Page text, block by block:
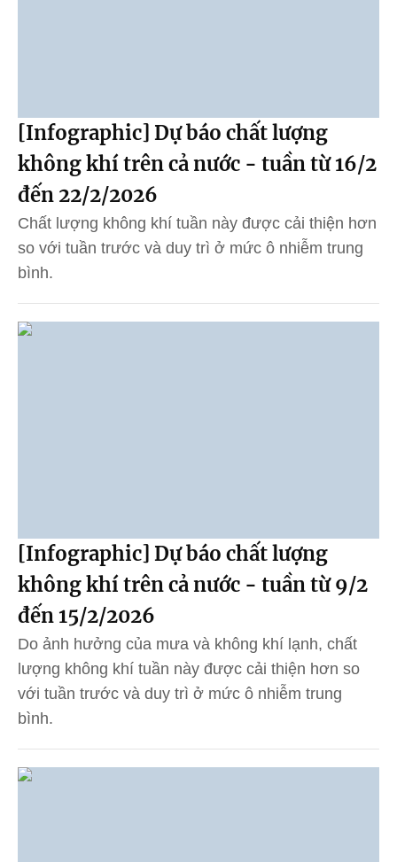
[Infographic] Dự báo chất lượng
không khí trên cả nước - tuần từ 16/2
đến 22/2/2026
Chất lượng không khí tuần này được cải thiện hơn
so với tuần trước và duy trì ở mức ô nhiễm trung
bình.
[Infographic] Dự báo chất lượng
không khí trên cả nước - tuần từ 9/2
đến 15/2/2026
Do ảnh hưởng của mưa và không khí lạnh, chất
lượng không khí tuần này được cải thiện hơn so
với tuần trước và duy trì ở mức ô nhiễm trung
bình.